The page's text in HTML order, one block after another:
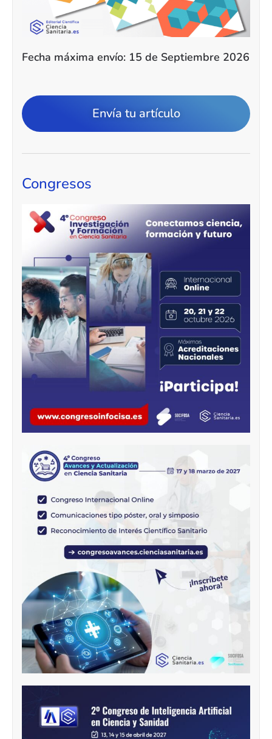
Fecha máxima envío: 15 de Septiembre 2026
Envía tu artículo
Congresos